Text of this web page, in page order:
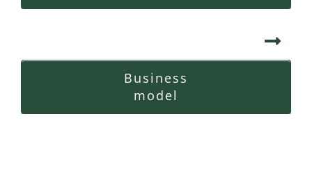
Business
model